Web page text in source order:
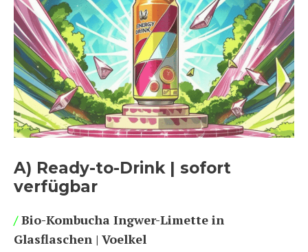
A) Ready-to-Drink | sofort
verfügbar
/ Bio-Kombucha Ingwer-Limette in
Glasflaschen | Voelkel